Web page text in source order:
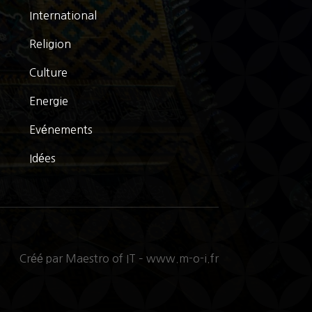
International
Religion
Culture
Energie
Evénements
Idées
Créé par Maestro of IT – www.m-o-i.fr